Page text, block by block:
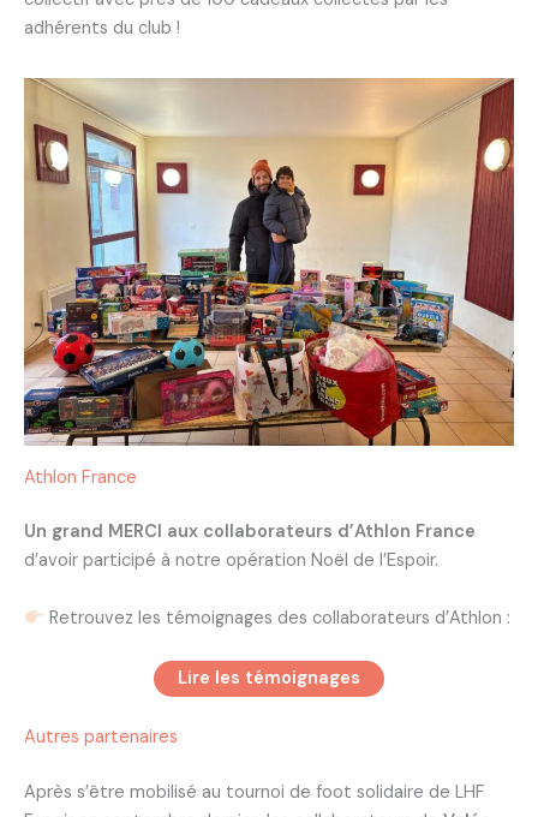
adhérents du club !
Athlon France
Un grand MERCI aux collaborateurs d’Athlon France
d’avoir participé à notre opération Noël de l’Espoir.
Retrouvez les témoignages des collaborateurs d’Athlon :
Lire les témoignages
Autres partenaires
Après s’être mobilisé au tournoi de foot solidaire de LHF